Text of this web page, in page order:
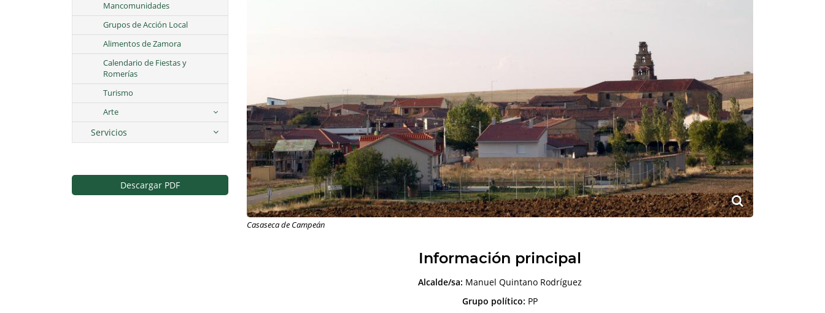
Casaseca de Campeán
Información principal
Alcalde/sa: Manuel Quintano Rodríguez
Grupo político: PP
Mancomunidades
Grupos de Acción Local
Alimentos de Zamora
Calendario de Fiestas y
Romerías
Turismo
Arte
Servicios
Descargar PDF